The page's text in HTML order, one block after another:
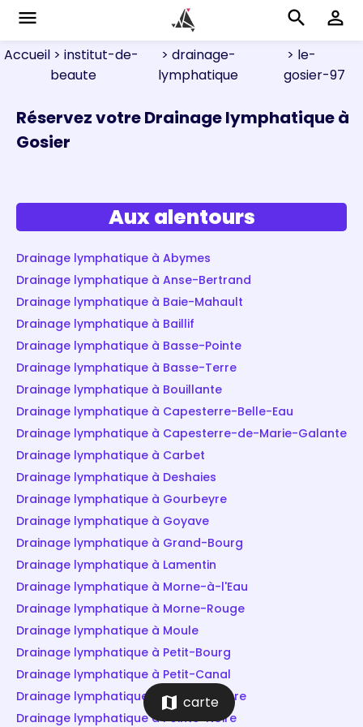
menu search perm_identity
Accueil > institut-de-
beaute
> drainage-
lymphatique
> le-
gosier-97
Réservez votre Drainage lymphatique à
Gosier
Aux alentours
Drainage lymphatique à Abymes
Drainage lymphatique à Anse-Bertrand
Drainage lymphatique à Baie-Mahault
Drainage lymphatique à Baillif
Drainage lymphatique à Basse-Pointe
Drainage lymphatique à Basse-Terre
Drainage lymphatique à Bouillante
Drainage lymphatique à Capesterre-Belle-Eau
Drainage lymphatique à Capesterre-de-Marie-Galante
Drainage lymphatique à Carbet
Drainage lymphatique à Deshaies
Drainage lymphatique à Gourbeyre
Drainage lymphatique à Goyave
Drainage lymphatique à Grand-Bourg
Drainage lymphatique à Lamentin
Drainage lymphatique à Morne-à-l'Eau
Drainage lymphatique à Morne-Rouge
Drainage lymphatique à Moule
Drainage lymphatique à Petit-Bourg
Drainage lymphatique à Petit-Canal
Drainage lymphatique à Pointe-à-Pitre
Drainage lymphatique à Pointe-Noire
map carte